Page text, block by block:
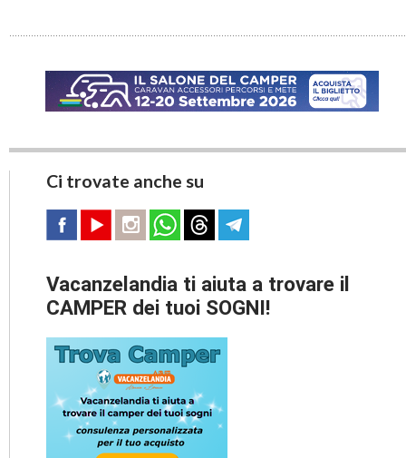
Ci trovate anche su
Vacanzelandia ti aiuta a trovare il
CAMPER dei tuoi SOGNI!